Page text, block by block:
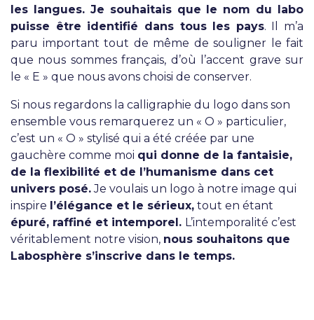
les langues. Je souhaitais que le nom du labo
puisse être identifié dans tous les pays. Il m’a
paru important tout de même de souligner le fait
que nous sommes français, d’où l’accent grave sur
le « E » que nous avons choisi de conserver.
Si nous regardons la calligraphie du logo dans son
ensemble vous remarquerez un « O » particulier,
c’est un « O » stylisé qui a été créée par une
gauchère comme moi qui donne de la fantaisie,
de la flexibilité et de l’humanisme dans cet
univers posé.Je voulais un logo à notre image qui
inspire l’élégance et le sérieux, tout en étant
épuré, raffiné et intemporel. L’intemporalité c’est
véritablement notre vision, nous souhaitons que
Labosphère s’inscrive dans le temps.